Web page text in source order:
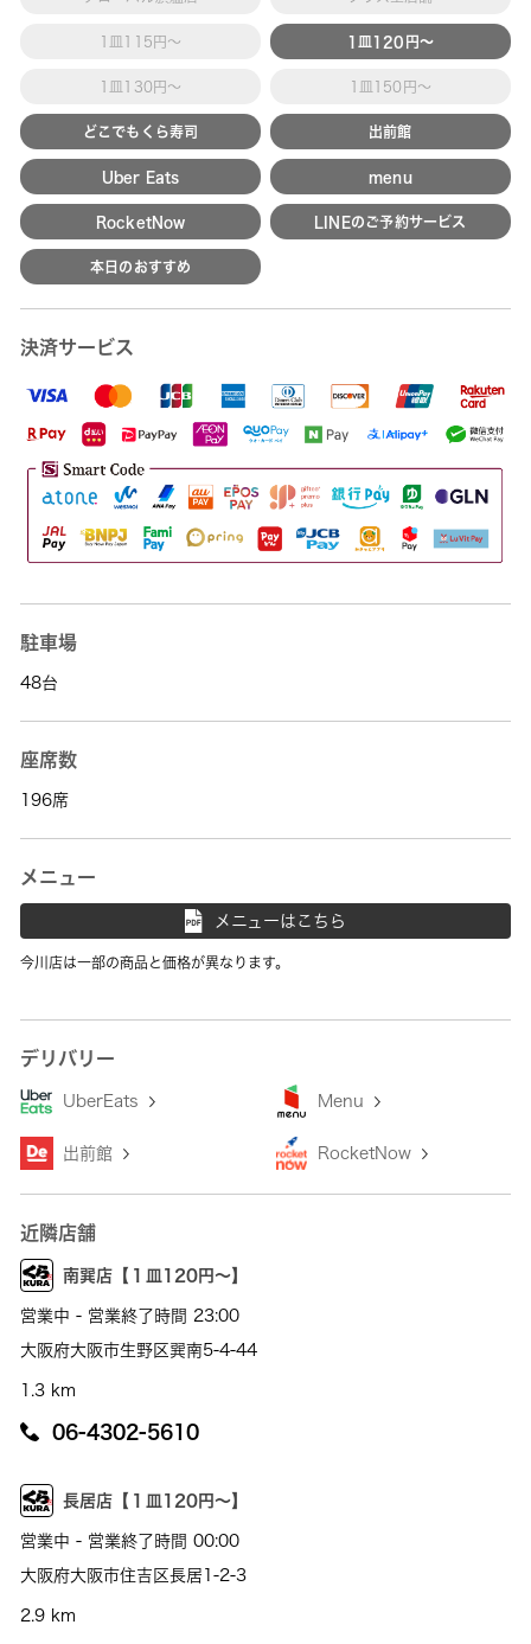
1皿115円～ 1皿120円～
1皿130円～ 1皿150円～
どこでもくら寿司 出前館
Uber Eats menu
RocketNow LINEのご予約サービス
本日のおすすめ
決済サービス
駐車場
48台
座席数
196席
メニュー
メニューはこちら
今川店は一部の商品と価格が異なります。
デリバリー
UberEats Menu
出前館 RocketNow
近隣店舗
南巽店【１皿120円～】
営業中 - 営業終了時間 23:00
大阪府大阪市生野区巽南5-4-44
1.3 km
06-4302-5610
長居店【１皿120円～】
営業中 - 営業終了時間 00:00
大阪府大阪市住吉区長居1-2-3
2.9 km